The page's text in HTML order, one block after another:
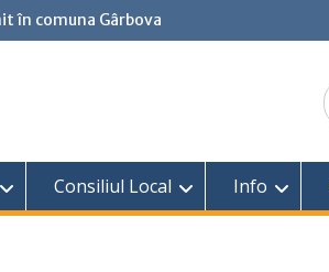
în comuna Gârbova
Consiliul Local Info